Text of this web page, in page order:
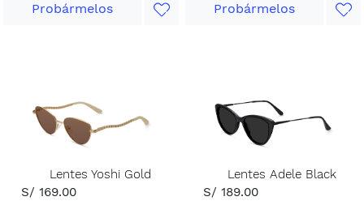
Probármelos Probármelos
Lentes Yoshi Gold
S/ 169.00
Lentes Adele Black
S/ 189.00